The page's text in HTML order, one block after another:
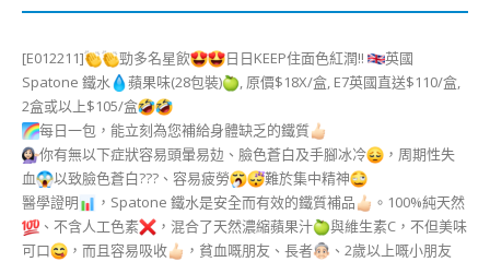
[E012211] 勁多名星飲 日日KEEP住面色紅潤!!
英國
Spatone 鐵水
蘋果味(28包裝)
, 原價$18X/盒, E7英國直送$110/盒,
2盒或以上$105/盒
每日一包，能立刻為您補給身體缺乏的鐵質
你有無以下症狀容易頭暈易攰、臉色蒼白及手腳冰冷
，周期性失
血
以致臉色蒼白??‍? 、容易疲勞
難於集中精神
醫學證明
，Spatone 鐵水是安全而有效的鐵質補品
。100%純天然
、不含人工色素
，混合了天然濃縮蘋果汁
與維生素C，不但美味
可口
，而且容易吸收 ，貧血嘅朋友、長者
、2歲以上嘅小朋友